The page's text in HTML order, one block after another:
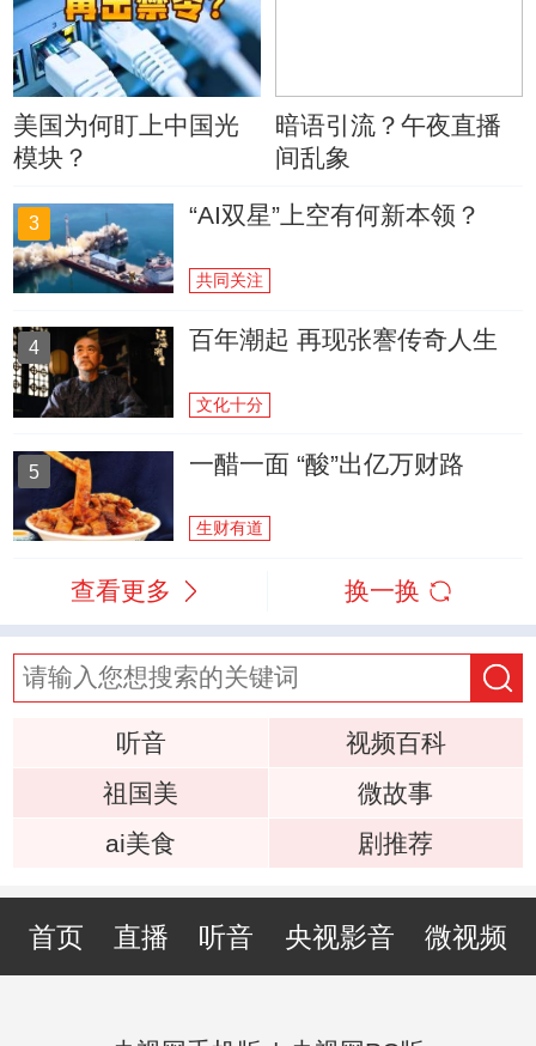
美国为何盯上中国光
模块？
暗语引流？午夜直播
间乱象
3 “AI双星”上空有何新本领？
共同关注
4 百年潮起 再现张謇传奇人生
文化十分
5 一醋一面 “酸”出亿万财路
生财有道
查看更多 换一换
听音
视频百科
祖国美
微故事
ai美食
剧推荐
首页 直播 听音 央视影音 微视频